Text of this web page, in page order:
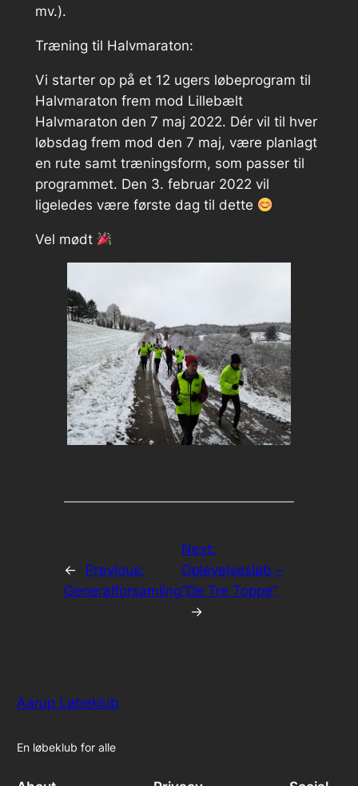
mv.).
Træning til Halvmaraton:
Vi starter op på et 12 ugers løbeprogram til
Halvmaraton frem mod Lillebælt
Halvmaraton den 7 maj 2022. Dér vil til hver
løbsdag frem mod den 7 maj, være planlagt
en rute samt træningsform, som passer til
programmet. Den 3. februar 2022 vil
ligeledes være første dag til dette
Vel mødt
←
Previous:
Generalforsamling
Next:
Oplevelsesløb –
“De Tre Toppe”
→
Aarup Løbeklub
En løbeklub for alle